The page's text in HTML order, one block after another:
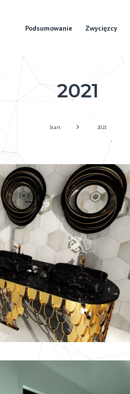
Podsumowanie Zwycięzcy
2021
Start 2021